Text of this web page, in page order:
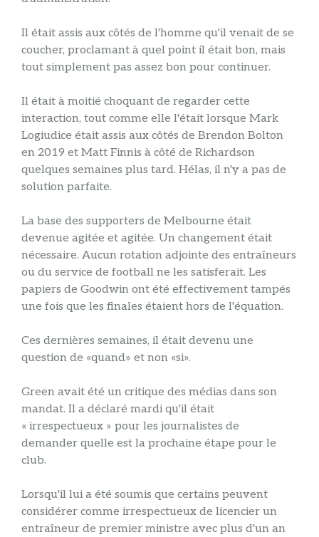
Il était assis aux côtés de l'homme qu'il venait de se
coucher, proclamant à quel point il était bon, mais
tout simplement pas assez bon pour continuer.
Il était à moitié choquant de regarder cette
interaction, tout comme elle l'était lorsque Mark
Logiudice était assis aux côtés de Brendon Bolton
en 2019 et Matt Finnis à côté de Richardson
quelques semaines plus tard. Hélas, il n'y a pas de
solution parfaite.
La base des supporters de Melbourne était
devenue agitée et agitée. Un changement était
nécessaire. Aucun rotation adjointe des entraîneurs
ou du service de football ne les satisferait. Les
papiers de Goodwin ont été effectivement tampés
une fois que les finales étaient hors de l'équation.
Ces dernières semaines, il était devenu une
question de «quand» et non «si».
Green avait été un critique des médias dans son
mandat. Il a déclaré mardi qu'il était
« irrespectueux » pour les journalistes de
demander quelle est la prochaine étape pour le
club.
Lorsqu'il lui a été soumis que certains peuvent
considérer comme irrespectueux de licencier un
entraîneur de premier ministre avec plus d'un an